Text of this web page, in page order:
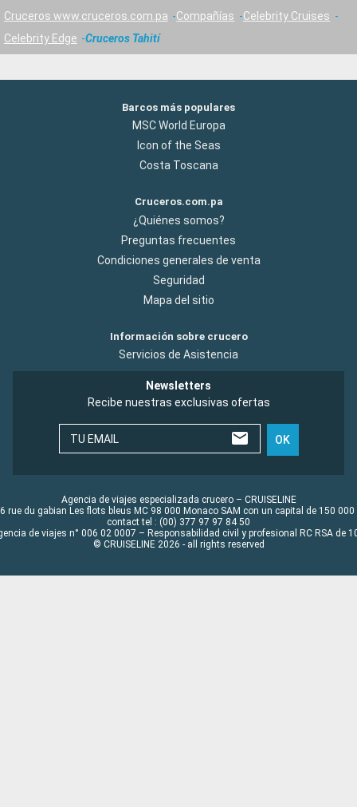
Cruceros www.cruceros.com.pa Compañías
Celebrity Cruises
Celebrity Edge
Cruceros Tahití
Barcos más populares
MSC World Europa
Icon of the Seas
Costa Toscana
Cruceros.com.pa
¿Quiénes somos?
Preguntas frecuentes
Condiciones generales de venta
Seguridad
Mapa del sitio
Información sobre crucero
Servicios de Asistencia
Newsletters
Recibe nuestras exclusivas ofertas
TU EMAIL OK
Agencia de viajes especializada crucero – CRUISELINE
rue du gabian Les flots bleus MC 98 000 Monaco SAM con un capital de 150 000
contact tel : (00) 377 97 97 84 50
de viajes n° 006 02 0007 – Responsabilidad civil y profesional RC RSA de
© CRUISELINE 2026 - all rights reserved